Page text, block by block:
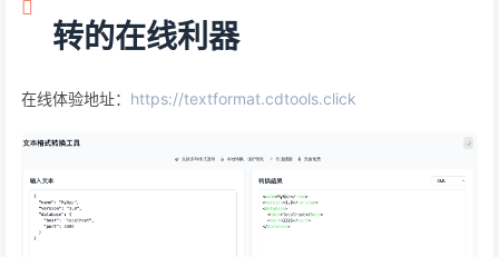
转的在线利器
在线体验地址： https://textformat.cdtools.click